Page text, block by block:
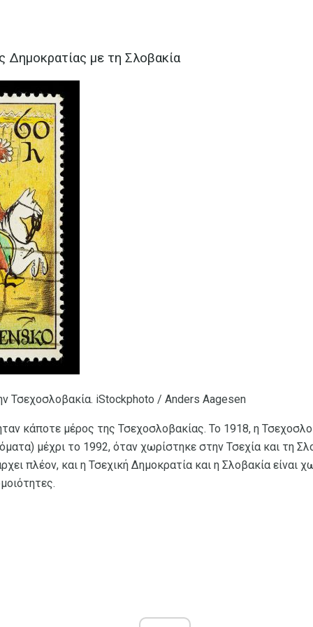
Δημοκρατίας με τη Σλοβακία
Τσεχοσλοβακία. iStockphoto / Anders Aagesen
κάποτε μέρος της Τσεχοσλοβακίας. Το 1918, η
μέχρι το 1992, όταν χωρίστηκε στην Τσεχία και τη
πλέον, και η Τσεχική Δημοκρατία και η Σλοβακία είναι